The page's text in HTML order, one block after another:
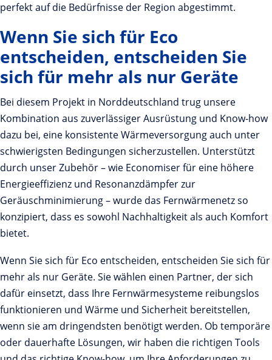
perfekt auf die Bedürfnisse der Region abgestimmt.
Wenn Sie sich für Eco
entscheiden, entscheiden Sie
sich für mehr als nur Geräte
Bei diesem Projekt in Norddeutschland trug unsere
Kombination aus zuverlässiger Ausrüstung und Know-how
dazu bei, eine konsistente Wärmeversorgung auch unter
schwierigsten Bedingungen sicherzustellen. Unterstützt
durch unser Zubehör – wie Economiser für eine höhere
Energieeffizienz und Resonanzdämpfer zur
Geräuschminimierung – wurde das Fernwärmenetz so
konzipiert, dass es sowohl Nachhaltigkeit als auch Komfort
bietet.
Wenn Sie sich für Eco entscheiden, entscheiden Sie sich für
mehr als nur Geräte. Sie wählen einen Partner, der sich
dafür einsetzt, dass Ihre Fernwärmesysteme reibungslos
funktionieren und Wärme und Sicherheit bereitstellen,
wenn sie am dringendsten benötigt werden. Ob temporäre
oder dauerhafte Lösungen, wir haben die richtigen Tools